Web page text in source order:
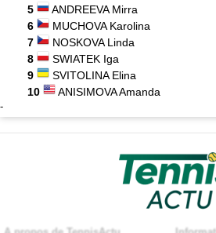
5
ANDREEVA Mirra
6
MUCHOVA Karolina
7
NOSKOVA Linda
8
SWIATEK Iga
9
SVITOLINA Elina
10
ANISIMOVA Amanda
-